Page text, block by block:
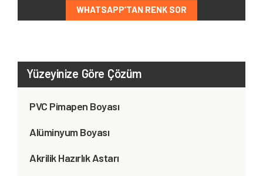
WHATSAPP’TAN RENK SOR
Yüzeyinize Göre Çözüm
PVC Pimapen Boyası
Alüminyum Boyası
Akrilik Hazırlık Astarı